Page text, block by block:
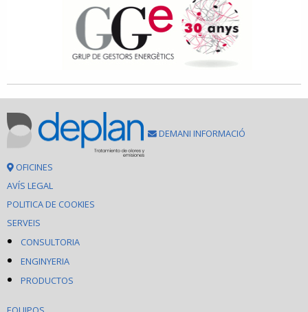
DEMANI INFORMACIÓ
OFICINES
AVÍS LEGAL
POLITICA DE COOKIES
SERVEIS
CONSULTORIA
ENGINYERIA
PRODUCTOS